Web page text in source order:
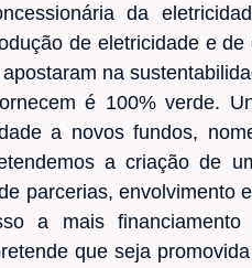
da
de eletricidade e
na
é 100% verde.
a novos fundos,
a criação de
parcerias, envolvimento
a mais
que seja